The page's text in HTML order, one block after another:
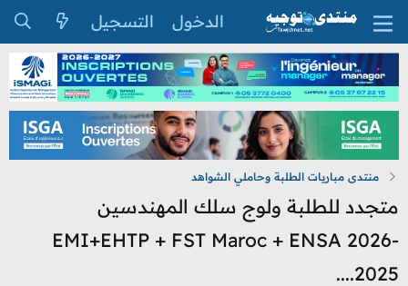
الدخول التسجيل
منتدى مباريات الطلبة وحاملي الشواهد
متجدد للطلبة ولوج سلك المهندسين
EMI+EHTP + FST Maroc + ENSA 2026-
2025....